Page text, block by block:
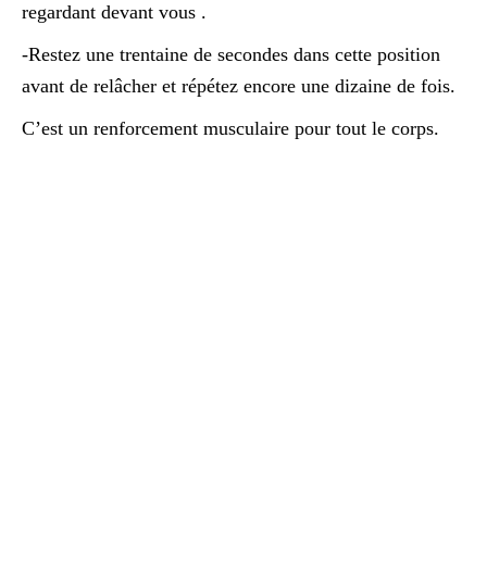
regardant devant vous .
-Restez une trentaine de secondes dans cette position
avant de relâcher et répétez encore une dizaine de fois.
C’est un renforcement musculaire pour tout le corps.